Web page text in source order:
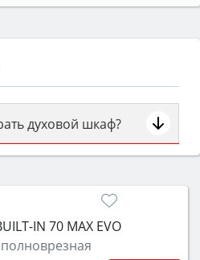
духовой шкаф?
с типом (газовый или
50–70 л для семьи,
гриль, самоочистка,
IN 70 MAX EVO